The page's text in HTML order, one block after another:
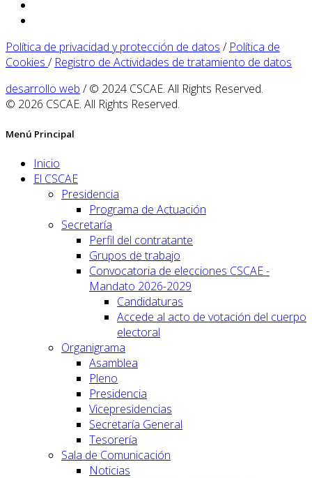
Política de privacidad y protección de datos / Política de
Cookies / Registro de Actividades de tratamiento de datos
desarrollo web / © 2024 CSCAE. All Rights Reserved.
© 2026 CSCAE. All Rights Reserved.
Menú Principal
Inicio
El CSCAE
Presidencia
Programa de Actuación
Secretaría
Perfil del contratante
Grupos de trabajo
Convocatoria de elecciones CSCAE -
Mandato 2026-2029
Candidaturas
Accede al acto de votación del cuerpo
electoral
Organigrama
Asamblea
Pleno
Presidencia
Vicepresidencias
Secretaría General
Tesorería
Sala de Comunicación
Noticias